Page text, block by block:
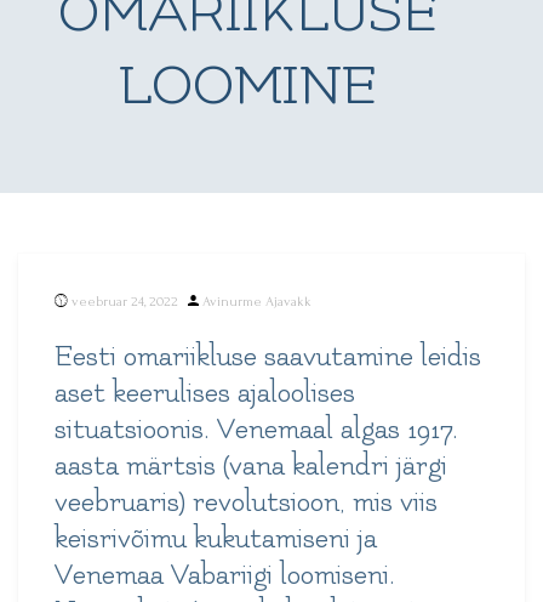
OMARIIKLUSE
LOOMINE
veebruar 24, 2022
Posted
Avinurme Ajavakk
Eesti omariikluse saavutamine leidis
aset keerulises ajaloolises
situatsioonis. Venemaal algas 1917.
aasta märtsis (vana kalendri järgi
veebruaris) revolutsioon, mis viis
keisrivõimu kukutamiseni ja
Venemaa Vabariigi loomiseni.